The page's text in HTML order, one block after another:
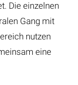
Die einzelnen
Gang mit
nutzen
eine